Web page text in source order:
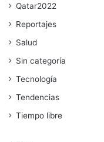
Qatar2022
Reportajes
Salud
Sin categoría
Tecnología
Tendencias
Tiempo libre